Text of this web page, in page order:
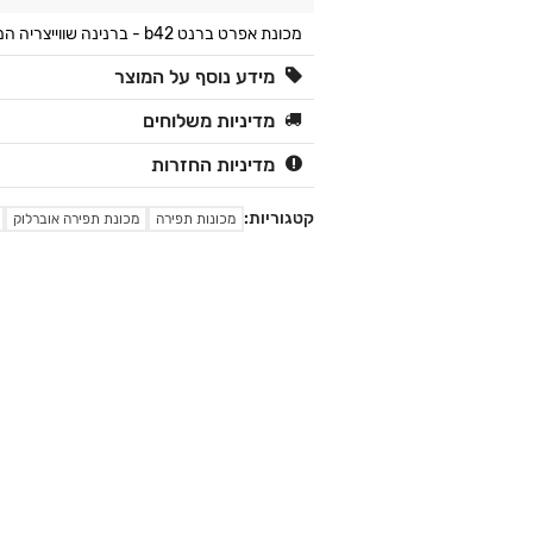
מכונת אפרט ברנט b42 - ברנינה שווייצריה המכונות הטובות בעולם!
מידע נוסף על המוצר
מדיניות משלוחים
מדיניות החזרות
קטגוריות: מכונות תפירה מכונת תפירה אוברלוק